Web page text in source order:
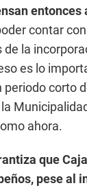
contar
de la
es lo
periodo corto
ahora.
que
pese al